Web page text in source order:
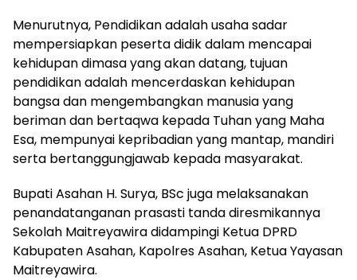
Menurutnya, Pendidikan adalah usaha sadar
mempersiapkan peserta didik dalam mencapai
kehidupan dimasa yang akan datang, tujuan
pendidikan adalah mencerdaskan kehidupan
bangsa dan mengembangkan manusia yang
beriman dan bertaqwa kepada Tuhan yang Maha
Esa, mempunyai kepribadian yang mantap, mandiri
serta bertanggungjawab kepada masyarakat.
Bupati Asahan H. Surya, BSc juga melaksanakan
penandatanganan prasasti tanda diresmikannya
Sekolah Maitreyawira didampingi Ketua DPRD
Kabupaten Asahan, Kapolres Asahan, Ketua Yayasan
Maitreyawira.